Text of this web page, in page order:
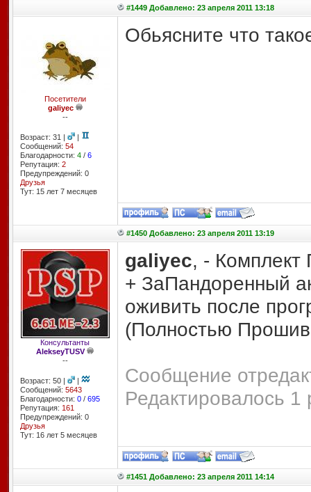
#1449 Добавлено: 23 апреля 2011 13:18
Посетители
galiyec
--
Возраст: 31 |
|
Сообщений: 54
Благодарности: 4/ 6
Репутация: 2
Предупреждений: 0
Друзья
Тут: 15 лет 7 месяцев
Обьясните что
#1450 Добавлено: 23 апреля 2011 13:19
Консультанты
AlekseyTUSV
--
Возраст: 50 |
|
Сообщений: 5643
Благодарности: 0/ 695
Репутация: 161
Предупреждений: 0
Друзья
Тут: 16 лет 5 месяцев
galiyec, -
+ ЗаПандоренный
оживить после
(Полностью
Сообщение
Редактировалось 1
#1451 Добавлено: 23 апреля 2011 14:14